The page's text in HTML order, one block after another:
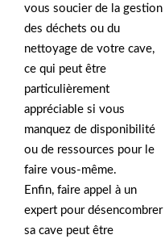
vous soucier de la gestion
des déchets ou du
nettoyage de votre cave,
ce qui peut être
particulièrement
appréciable si vous
manquez de disponibilité
ou de ressources pour le
faire vous-même.
Enfin, faire appel à un
expert pour désencombrer
sa cave peut être